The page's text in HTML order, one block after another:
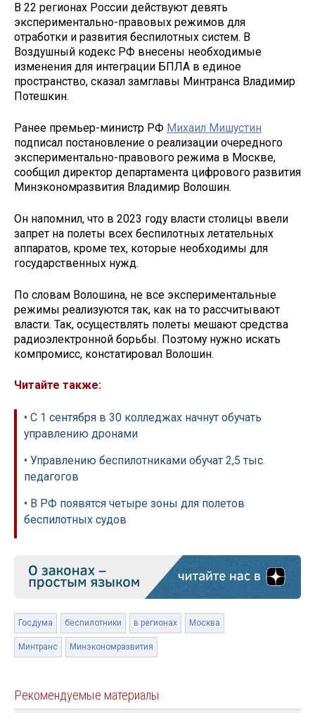
В 22 регионах России действуют девять
экспериментально-правовых режимов для
отработки и развития беспилотных систем. В
Воздушный кодекс РФ внесены необходимые
изменения для интеграции БПЛА в единое
пространство, сказал замглавы Минтранса Владимир
Потешкин.
Ранее премьер-министр РФ Михаил Мишустин
подписал постановление о реализации очередного
экспериментально-правового режима в Москве,
сообщил директор департамента цифрового развития
Минэкономразвития Владимир Волошин.
Он напомнил, что в 2023 году власти столицы ввели
запрет на полеты всех беспилотных летательных
аппаратов, кроме тех, которые необходимы для
государственных нужд.
По словам Волошина, не все экспериментальные
режимы реализуются так, как на то рассчитывают
власти. Так, осуществлять полеты мешают средства
радиоэлектронной борьбы. Поэтому нужно искать
компромисс, констатировал Волошин.
Читайте также:
• С 1 сентября в 30 колледжах начнут обучать
управлению дронами
• Управлению беспилотниками обучат 2,5 тыс.
педагогов
• В РФ появятся четыре зоны для полетов
беспилотных судов
Госдума беспилотники в регионах Москва
Минтранс Минэкономразвития
Рекомендуемые материалы